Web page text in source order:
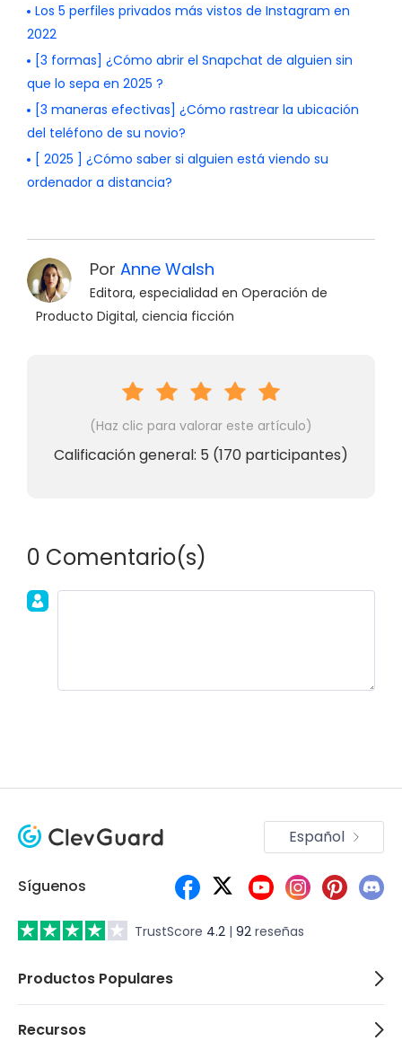
Los 5 perfiles privados más vistos de Instagram en
2022
[3 formas] ¿Cómo abrir el Snapchat de alguien sin
que lo sepa en 2025 ?
[3 maneras efectivas] ¿Cómo rastrear la ubicación
del teléfono de su novio?
[ 2025 ] ¿Cómo saber si alguien está viendo su
ordenador a distancia?
Por Anne Walsh
Editora, especialidad en Operación de
Producto Digital, ciencia ficción
(Haz clic para valorar este artículo)
Calificación general: 5 (170 participantes)
0 Comentario(s)
TrustScore 4.2 | 92 reseñas
Síguenos
Español
Productos Populares
Recursos